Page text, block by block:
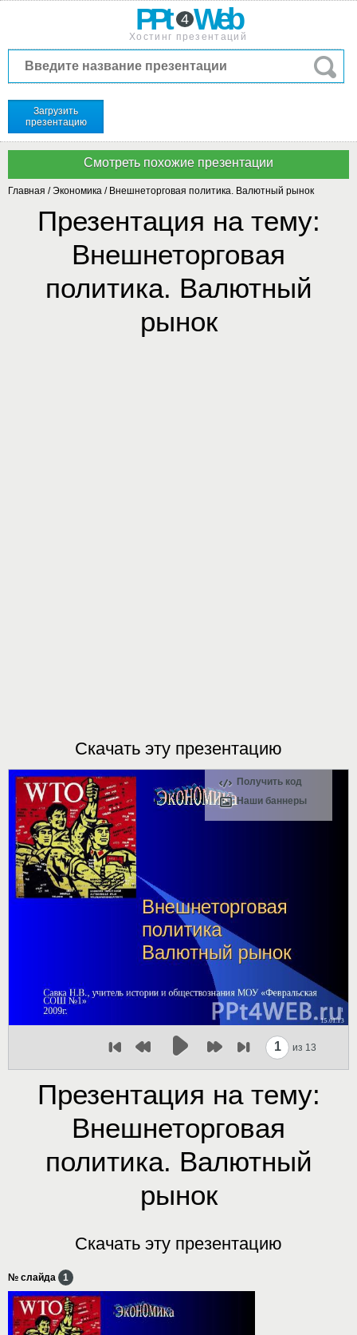
PPt 4 Web
Хостинг презентаций
Загрузить
презентацию
Главная /Экономика / Внешнеторговая политика. Валютный рынок
Презентация на тему:
Внешнеторговая
политика. Валютный
рынок
Скачать эту презентацию
Получить код
Наши баннеры
1 из 13
Презентация на тему:
Внешнеторговая
политика. Валютный
рынок
Скачать эту презентацию
№ слайда 1